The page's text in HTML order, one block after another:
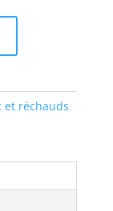
et réchauds